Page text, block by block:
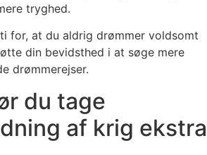
tryghed.
for, at du aldrig drømmer voldsomt
din bevidsthed i at søge mere
drømmerejser.
du tage
af krig ekstra